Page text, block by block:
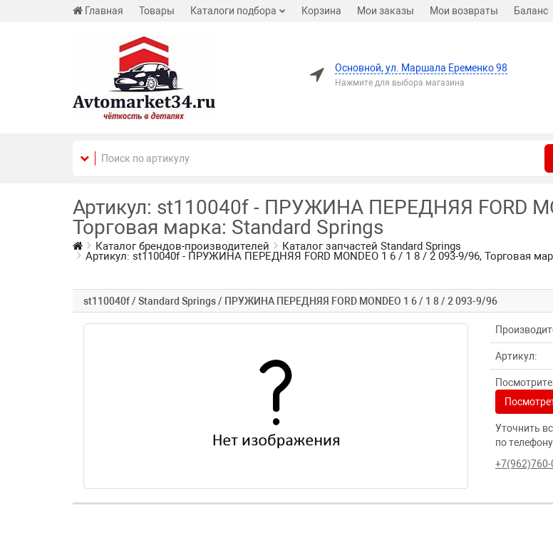
Главная Товары Каталоги подбора Корзина Мои заказы Мои возвраты Баланс
Основной, ул. Маршала Еременко 98
Нажмите для выбора магазина
Артикул: st110040f - ПРУЖИНА ПЕРЕДНЯЯ FORD
Торговая марка: Standard Springs
Каталог брендов-производителей Каталог запчастей Standard Springs
Артикул: st110040f - ПРУЖИНА ПЕРЕДНЯЯ FORD MONDEO 1 6 / 1 8 / 2 093-9/96, Торговая
st110040f / Standard Springs / ПРУЖИНА ПЕРЕДНЯЯ FORD MONDEO 1 6 / 1 8 / 2 093-9/96
Артикул:
Уточнить
по
+7(962)760-